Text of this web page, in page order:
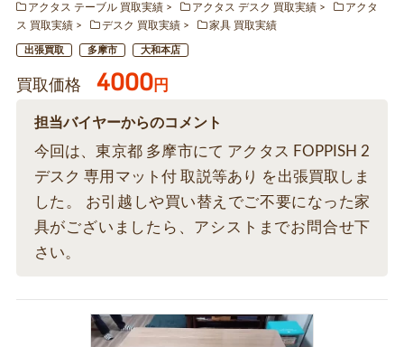
アクタス テーブル 買取実績
アクタス デスク 買取実績
アクタ
ス 買取実績
デスク 買取実績 家具 買取実績
出張買取 多摩市 大和本店
買取価格 4000円
担当バイヤーからのコメント
今回は、東京都 多摩市にて アクタス FOPPISH 2
デスク 専用マット付 取説等あり を出張買取しま
した。 お引越しや買い替えでご不要になった家
具がございましたら、アシストまでお問合せ下
さい。